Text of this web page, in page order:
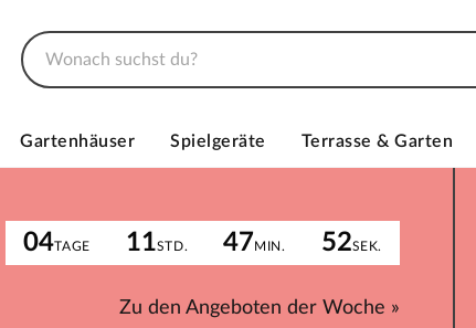
Gartenhäuser Spielgeräte Terrasse & Garten
04TAGE 11STD. 47MIN. 52SEK.
Zu den Angeboten der Woche »